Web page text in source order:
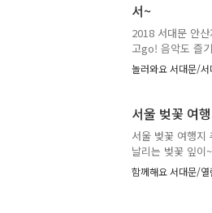
서~
2018 서대문 안
고go! 음악도 즐
부터 15일까지
꽃명소인 '서대문
합니다. 여의도
다운 음악을 배
합니다. 2018 서
찾는 시민들이 해
며집니다..
놀러와요 서대문/서
서울 벚꽃 여
서울 벚꽃 여행지
날리는 벚꽃 잎
에서 벚꽃의 모습
하고 있습니다~
함께해요 서대문/열